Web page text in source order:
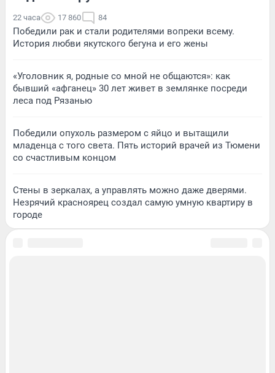
22 часа 17 860 84
Победили рак и стали родителями вопреки всему.
История любви якутского бегуна и его жены
«Уголовник я, родные со мной не общаются»: как
бывший «афганец» 30 лет живет в землянке посреди
леса под Рязанью
Победили опухоль размером с яйцо и вытащили
младенца с того света. Пять историй врачей из Тюмени
со счастливым концом
Стены в зеркалах, а управлять можно даже дверями.
Незрячий красноярец создал самую умную квартиру в
городе